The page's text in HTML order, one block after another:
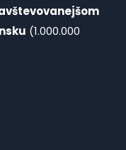
(1.000.000